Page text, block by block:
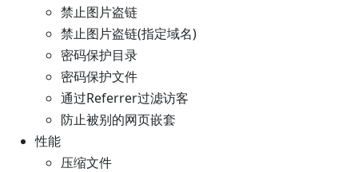
禁止图片盗链
禁止图片盗链(指定域名)
密码保护目录
密码保护文件
通过Referrer过滤访客
防止被别的网页嵌套
性能
压缩文件